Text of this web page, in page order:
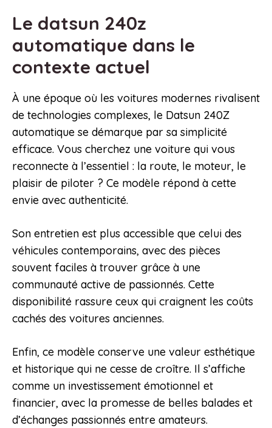
Le datsun 240z
automatique dans le
contexte actuel
À une époque où les voitures modernes rivalisent
de technologies complexes, le Datsun 240Z
automatique se démarque par sa simplicité
efficace. Vous cherchez une voiture qui vous
reconnecte à l’essentiel : la route, le moteur, le
plaisir de piloter ? Ce modèle répond à cette
envie avec authenticité.
Son entretien est plus accessible que celui des
véhicules contemporains, avec des pièces
souvent faciles à trouver grâce à une
communauté active de passionnés. Cette
disponibilité rassure ceux qui craignent les coûts
cachés des voitures anciennes.
Enfin, ce modèle conserve une valeur esthétique
et historique qui ne cesse de croître. Il s’affiche
comme un investissement émotionnel et
financier, avec la promesse de belles balades et
d’échanges passionnés entre amateurs.